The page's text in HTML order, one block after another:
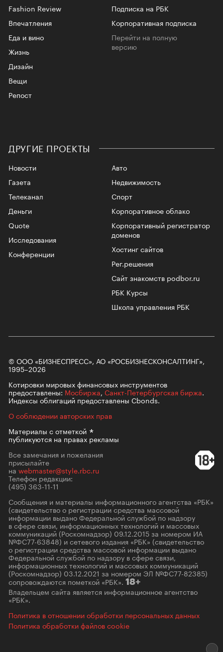
Fashion Review
Впечатления
Еда и вино
Жизнь
Дизайн
Вещи
Репост
Подписка на РБК
Корпоративная подписка
Перейти на полную
версию
ДРУГИЕ ПРОЕКТЫ
Новости
Газета
Телеканал
Авто
Недвижимость
Спорт
Корпоративное облако
Корпоративный регистратор
доменов
Хостинг сайтов
Рег.решения
Сайт знакомств podbor.ru
РБК Курсы
Школа управления РБК
Деньги
Quote
Исследования
Конференции
© ООО «БИЗНЕСПРЕСС», АО «РОСБИЗНЕСКОНСАЛТИНГ»,
1995–2026
Котировки мировых финансовых инструментов
предоставлены: Мосбиржа, Санкт-Петербургская биржа.
Индексы облигаций предоставлены Cbonds.
О соблюдении авторских прав
Материалы сотметкой
публикуются на правах рекламы
Все замечания и пожелания
присылайте
на webmaster@style.rbc.ru
Телефон редакции:
(495) 363-11-11
Сообщения и материалы информационного агентства «РБК»
(свидетельство о регистрации средства массовой
информации выдано Федеральной службой по надзору
в сфере связи, информационных технологий и массовых
коммуникаций (Роскомнадзор) 09.12.2015 за номером ИА
№ФС77-63848) и сетевого издания «РБК» (свидетельство
о регистрации средства массовой информации выдано
Федеральной службой по надзору в сфере связи,
информационных технологий и массовых коммуникаций
(Роскомнадзор) 03.12.2021 за номером ЭЛ №ФС77-82385)
сопровождаются пометкой «РБК». 18+
Владельцем сайта является информационное агентство
«РБК».
Политика в отношении обработки персональных данных
Политика обработки файлов cookie